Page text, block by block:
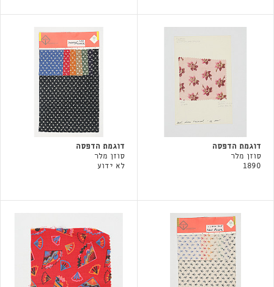
דוגמת הדפסה
סוזן מלר
1890
דוגמת הדפסה
סוזן מלר
לא ידוע